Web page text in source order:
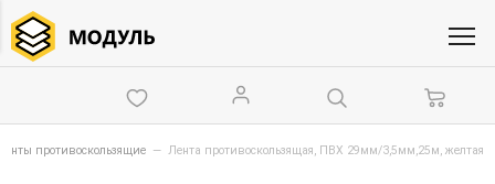
противоскользящие — Лента противоскользящая, ПВХ 29мм/3,5мм,25м, желтая